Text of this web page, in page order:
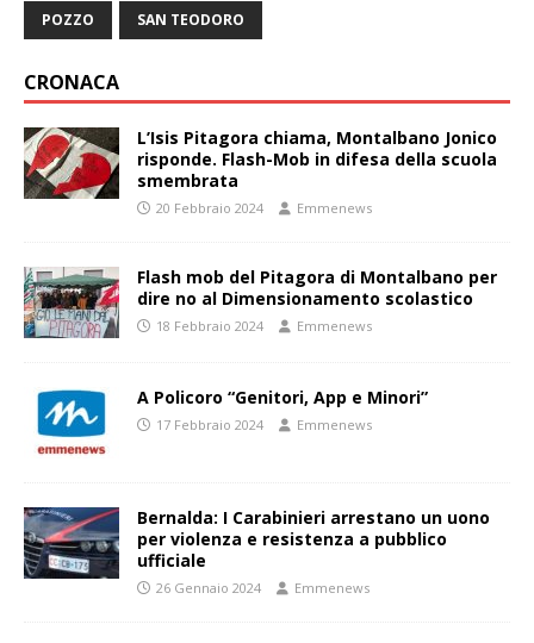
POZZO SAN TEODORO
CRONACA
L’Isis Pitagora chiama, Montalbano Jonico
risponde. Flash-Mob in difesa della scuola
smembrata
20 Febbraio 2024 Emmenews
Flash mob del Pitagora di Montalbano per
dire no al Dimensionamento scolastico
18 Febbraio 2024 Emmenews
A Policoro “Genitori, App e Minori”
17 Febbraio 2024 Emmenews
Bernalda: I Carabinieri arrestano un uono
per violenza e resistenza a pubblico
ufficiale
26 Gennaio 2024 Emmenews